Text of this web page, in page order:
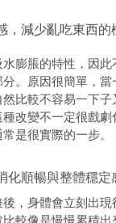
，減少亂吃東西的
膨脹的特性，因此
分。原因很簡單，
比較不容易一下子
改變不一定很戲劇
是很實際的一步。
化順暢與整體穩定
，身體會立刻出